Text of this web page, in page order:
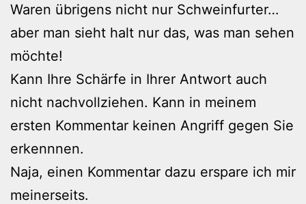
Waren übrigens nicht nur Schweinfurter…
aber man sieht halt nur das, was man sehen
möchte!
Kann Ihre Schärfe in Ihrer Antwort auch
nicht nachvollziehen. Kann in meinem
ersten Kommentar keinen Angriff gegen Sie
erkennnen.
Naja, einen Kommentar dazu erspare ich mir
meinerseits.